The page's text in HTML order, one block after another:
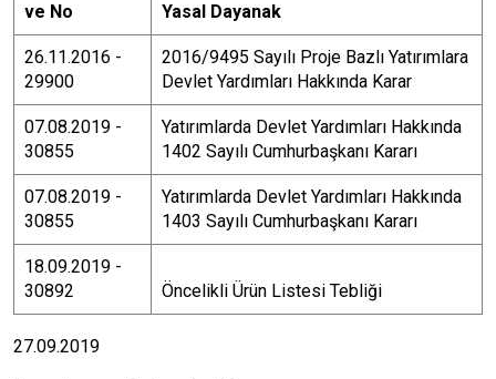
ve No
Yasal Dayanak
26.11.2016 -
29900
2016/9495 Sayılı Proje Bazlı Yatırımlara
Devlet Yardımları Hakkında Karar
07.08.2019 -
30855
Yatırımlarda Devlet Yardımları Hakkında
1402 Sayılı Cumhurbaşkanı Kararı
07.08.2019 -
30855
Yatırımlarda Devlet Yardımları Hakkında
1403 Sayılı Cumhurbaşkanı Kararı
18.09.2019 -
30892
Öncelikli Ürün Listesi Tebliği
27.09.2019